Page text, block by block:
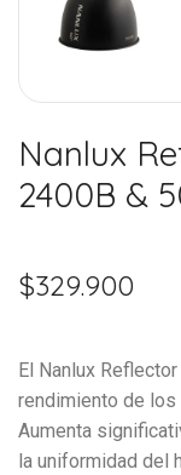
Nanlux
2400B &
$329.900
El Nanlux
rendimiento de
Aumenta
la uniformidad del